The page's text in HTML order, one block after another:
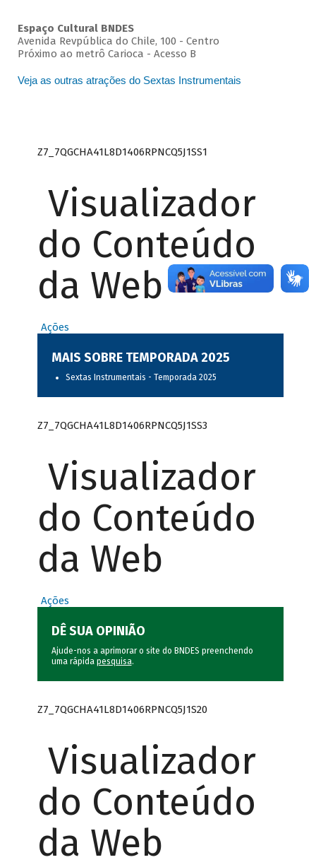
Espaço Cultural BNDES
Avenida Revpública do Chile, 100 - Centro
Próximo ao metrô Carioca - Acesso B
Veja as outras atrações do Sextas Instrumentais
Z7_7QGCHA41L8D1406RPNCQ5J1SS1
Visualizador
do Conteúdo
da Web
Ações
MAIS SOBRE TEMPORADA 2025
Sextas Instrumentais - Temporada 2025
Z7_7QGCHA41L8D1406RPNCQ5J1SS3
Visualizador
do Conteúdo
da Web
Ações
DÊ SUA OPINIÃO
Ajude-nos a aprimorar o site do BNDES preenchendo
uma rápida pesquisa.
Z7_7QGCHA41L8D1406RPNCQ5J1S20
Visualizador
do Conteúdo
da Web